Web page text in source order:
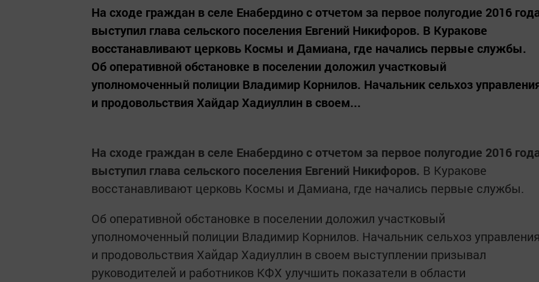
На сходе граждан в селе Енабердино с отчетом за первое полугодие 2016
выступил глава сельского поселения Евгений Никифоров. В Куракове
восстанавливают церковь Космы и Дамиана, где начались первые службы.
Об оперативной обстановке в поселении доложил участковый
уполномоченный полиции Владимир Корнилов. Начальник сельхоз
и продовольствия Хайдар Хадиуллин в своем...
На сходе граждан в селе Енабердино с отчетом за первое полугодие 2016
выступил глава сельского поселения Евгений Никифоров. В Куракове
восстанавливают церковь Космы и Дамиана, где начались первые службы.
Об оперативной обстановке в поселении доложил участковый
уполномоченный полиции Владимир Корнилов. Начальник сельхоз
и продовольствия Хайдар Хадиуллин в своем выступлении призывал
руководителей и работников КФХ улучшить показатели в области